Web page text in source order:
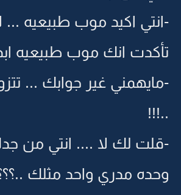
-انتي اكيد موب طبيعيه ...
تأكدت انك موب طبيعيه ابدا
-مايهمني غير جوابك ...
..!!!
-قلت لك لا .... انتي من
وحده مدري واحد مثلك